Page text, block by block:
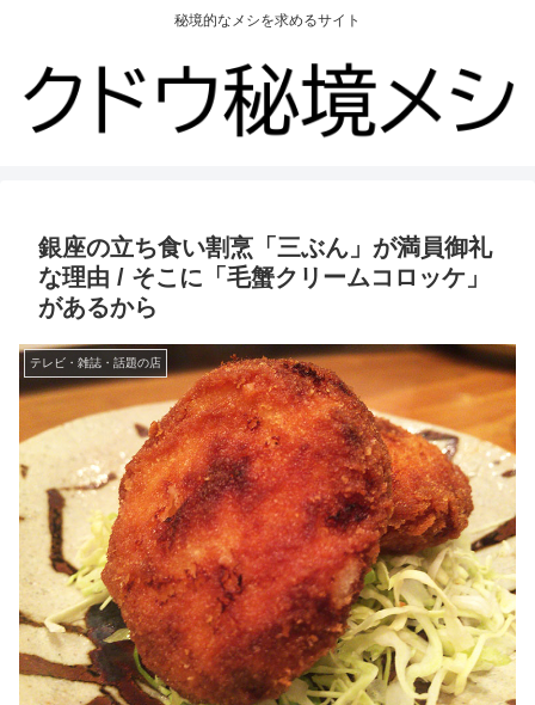
秘境的なメシを求めるサイト
銀座の立ち食い割烹「三ぶん」が満員御礼
な理由 / そこに「毛蟹クリームコロッケ」
があるから
テレビ・雑誌・話題の店